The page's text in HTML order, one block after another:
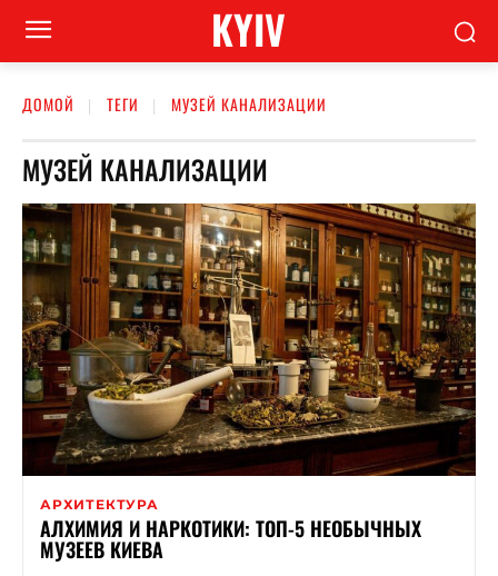
KYIV
ДОМОЙ ТЕГИ МУЗЕЙ КАНАЛИЗАЦИИ
МУЗЕЙ КАНАЛИЗАЦИИ
АРХИТЕКТУРА
АЛХИМИЯ И НАРКОТИКИ: ТОП-5 НЕОБЫЧНЫХ
МУЗЕЕВ КИЕВА